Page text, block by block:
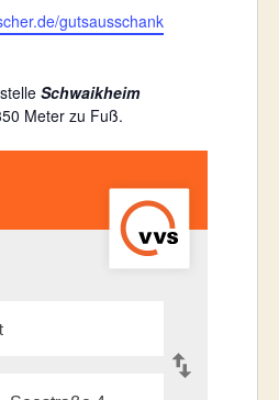
gutsausschank
Schwaikheim
Meter zu Fuß.